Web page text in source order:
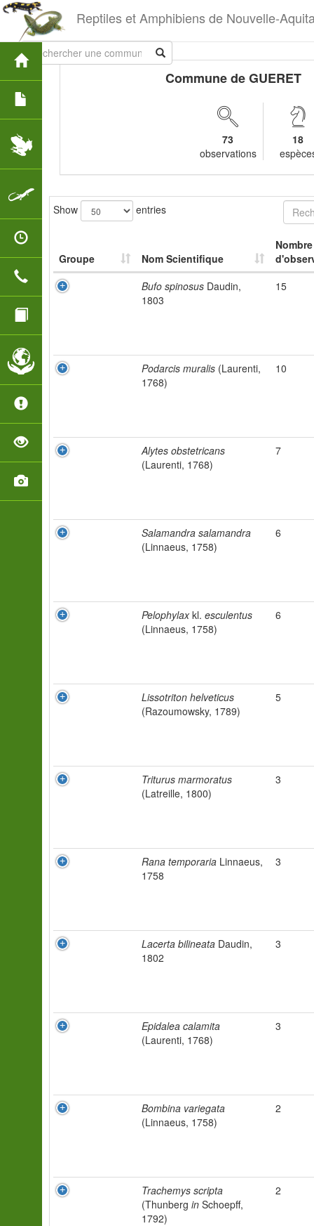
Reptiles et Amphibiens de Nouvelle-
Commune de GUERET
73
observations
18
Show entries
Groupe Nom Scientifique
Nombre
Bufo spinosus Daudin,
1803
15
Podarcis muralis (Laurenti,
1768)
10
Alytes obstetricans
(Laurenti, 1768)
7
Salamandra salamandra
(Linnaeus, 1758)
6
Pelophylaxkl. esculentus
(Linnaeus, 1758)
6
Lissotriton helveticus
(Razoumowsky, 1789)
5
Triturus marmoratus
(Latreille, 1800)
3
Rana temporaria Linnaeus,
1758
3
Lacerta bilineata Daudin,
1802
3
Epidalea calamita
(Laurenti, 1768)
3
Bombina variegata
(Linnaeus, 1758)
2
Trachemys scripta
(Thunberg in Schoepff,
1792)
2